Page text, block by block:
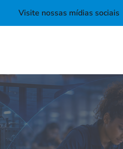
Visite nossas mídias sociais